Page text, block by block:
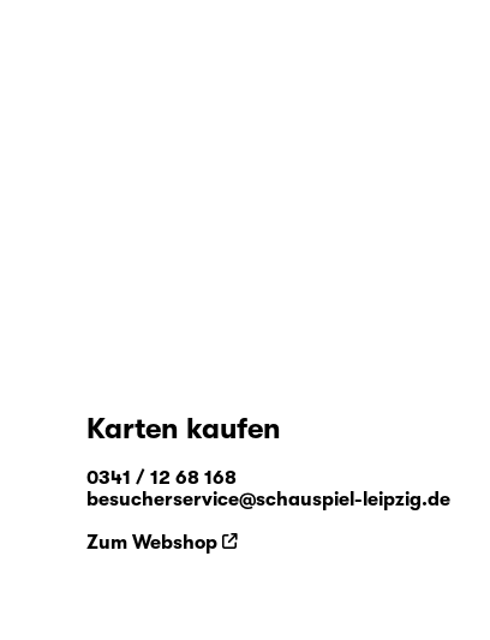
Karten kaufen
0341 / 12 68 168
besucherservice@schauspiel-leipzig.de
Zum Webshop